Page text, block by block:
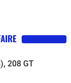
208 GT